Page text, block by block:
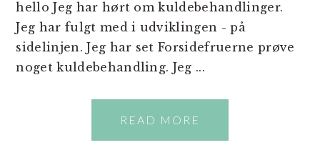
hello Jeg har hørt om kuldebehandlinger.
Jeg har fulgt med i udviklingen - på
sidelinjen. Jeg har set Forsidefruerne prøve
noget kuldebehandling. Jeg ...
READ MORE